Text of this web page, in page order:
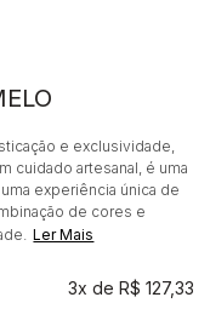
e exclusividade,
cuidado artesanal, é uma
experiência única de
de cores e
Ler Mais
3x R$ 127,33